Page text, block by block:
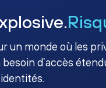
un monde où les
d’accès